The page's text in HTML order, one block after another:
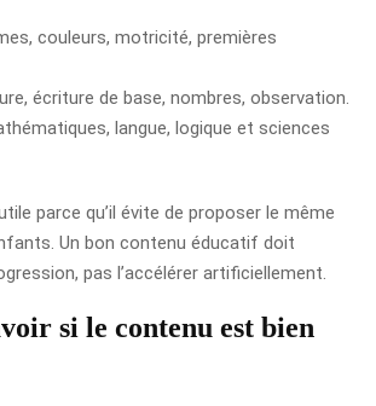
couleurs, motricité, premières
écriture de base, nombres, observation.
langue, logique et sciences
parce qu’il évite de proposer le même
Un bon contenu éducatif doit
pas l’accélérer artificiellement.
si le contenu est bien